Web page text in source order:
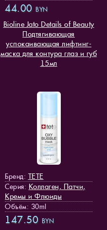
44.00 BYN
Bioline Jato Details of Beauty
Подтягивающая
успокаивающая лифтинг-
маска для контура глаз и губ
15мл
Бренд: TETE
Серия: Коллаген, Патчи,
Кремы и Флюиды
Объём: 30ml
147.50 BYN